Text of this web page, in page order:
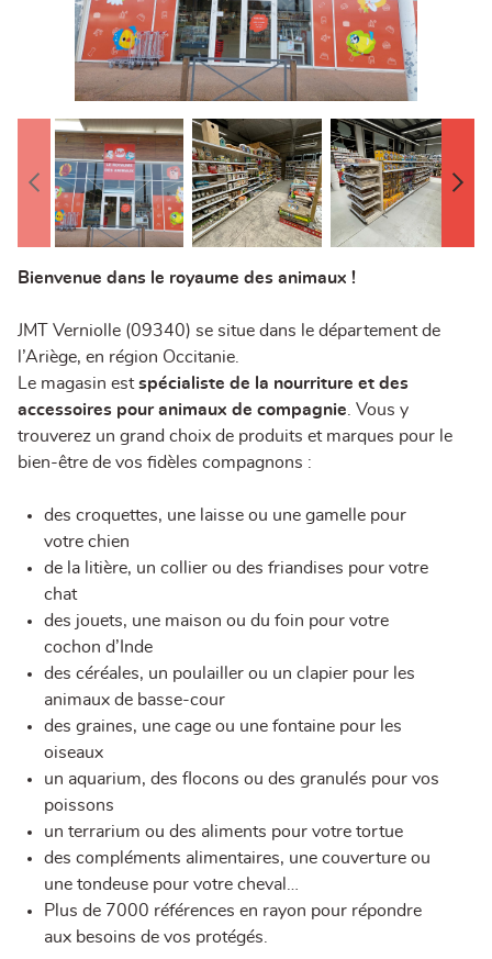
Bienvenue dans le royaume des animaux !
JMT Verniolle (09340) se situe dans le département de
l’Ariège, en région Occitanie.
Le magasin estspécialiste de la nourriture et des
accessoires pour animaux de compagnie . Vous y
trouverez un grand choix de produits et marques pour le
bien-être de vos fidèles compagnons :
des croquettes, une laisse ou une gamelle pour
votre chien
de la litière, un collier ou des friandises pour votre
chat
des jouets, une maison ou du foin pour votre
cochon d’Inde
des céréales, un poulailler ou un clapier pour les
animaux de basse-cour
des graines, une cage ou une fontaine pour les
oiseaux
un aquarium, des flocons ou des granulés pour vos
poissons
un terrarium ou des aliments pour votre tortue
des compléments alimentaires, une couverture ou
une tondeuse pour votre cheval…
Plus de 7000 références en rayon pour répondre
aux besoins de vos protégés.